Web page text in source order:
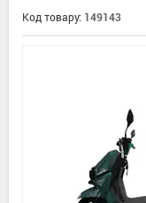
Код товару: 149143